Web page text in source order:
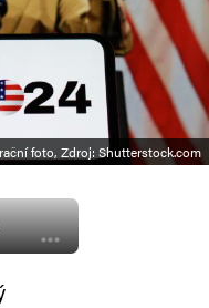
foto, Zdroj: Shutterstock.com